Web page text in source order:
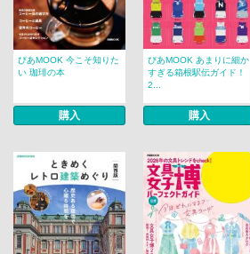
ぴあMOOK 今こそ知りた
い 珈琲の本
購入
ぴあMOOK あまりに細か
すぎる箱根駅伝ガイド！
2...
購入